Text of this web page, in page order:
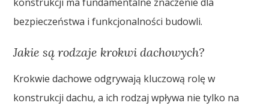
bezpieczeństwa i funkcjonalności budowli.
Jakie są rodzaje krokwi dachowych?
Krokwie dachowe odgrywają kluczową rolę w
konstrukcji dachu, a ich rodzaj wpływa nie tylko na